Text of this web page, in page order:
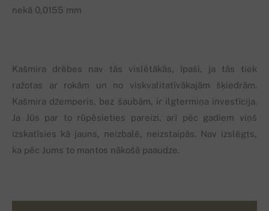
nekā 0,0155 mm
Kašmira drēbes nav tās vislētākās, īpaši, ja tās tiek
ražotas ar rokām un no viskvalitatīvākajām šķiedrām.
Kašmira džemperis, bez šaubām, ir ilgtermiņa investīcija.
Ja Jūs par to rūpēsieties pareizi, arī pēc gadiem viņš
izskatīsies kā jauns, neizbalē, neizstaipās. Nav izslēgts,
ka pēc Jums to mantos nākošā paaudze.